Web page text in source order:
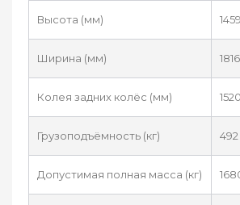
Высота (мм) 1459
Ширина (мм) 1816
Колея задних колёс (мм) 1520
Грузоподъёмность (кг) 492
Допустимая полная масса (кг)